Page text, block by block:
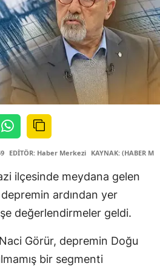
EDİTÖR: Haber Merkezi KAYNAK: (HABER
ilçesinde meydana gelen
ardından yer
değerlendirmeler geldi.
Görür, depremin Doğu
bir segmenti